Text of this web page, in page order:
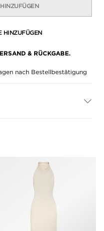
HINZUFÜGEN
& RÜCKGABE.
nach Bestellbestätigung